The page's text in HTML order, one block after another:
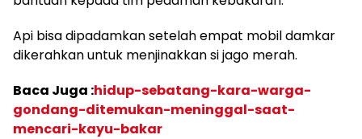
Api bisa dipadamkan setelah empat mobil damkar
dikerahkan untuk menjinakkan si jago merah.
Baca Juga :hidup-sebatang-kara-warga-
gondang-ditemukan-meninggal-saat-
mencari-kayu-bakar